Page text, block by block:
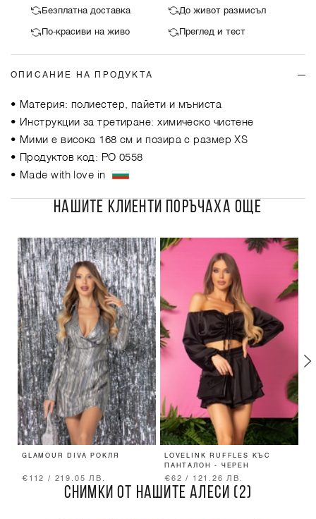
Безплатна доставка До живот размисъл
По-красиви на живо Преглед и тест
ОПИСАНИЕ НА ПРОДУКТА
• Материя: полиестер, пайети и мъниста
• Инструкции за третиране: химическо чистене
• Мими е висока 168 см и позира с размер XS
• Продуктов код: РО 0558
• Made with love in
НАШИТЕ КЛИЕНТИ ПОРЪЧАХА ОЩЕ
GLAMOUR DIVA РОКЛЯ
€112 / 219.05 ЛВ.
LOVELINK RUFFLES КЪС
ПАНТАЛОН - ЧЕРЕН
€62 / 121.26 ЛВ.
СНИМКИ ОТ НАШИТЕ АЛЕСИ (2)